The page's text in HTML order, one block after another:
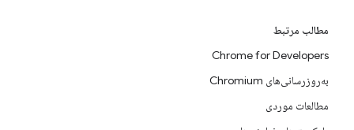
مطالب مرتبط
Chrome for Developers
به‌روزرسانی‌های Chromium
مطالعات موردی